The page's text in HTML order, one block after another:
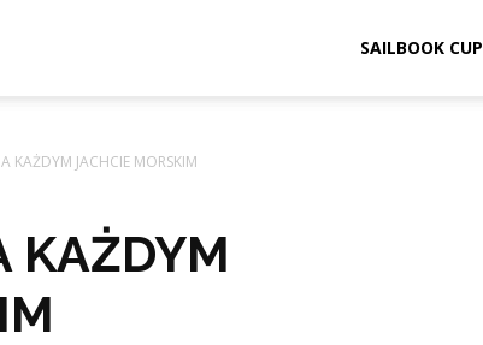
SAILBOOK CUP
KAŻDYM JACHCIE MORSKIM
KAŻDYM